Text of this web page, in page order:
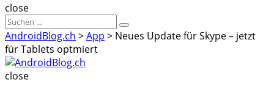
Suche
close
Sucheergebnisse
für
Suche
AndroidBlog.ch >App > Neues Update für Skype – jetzt
für Tablets optmiert
close